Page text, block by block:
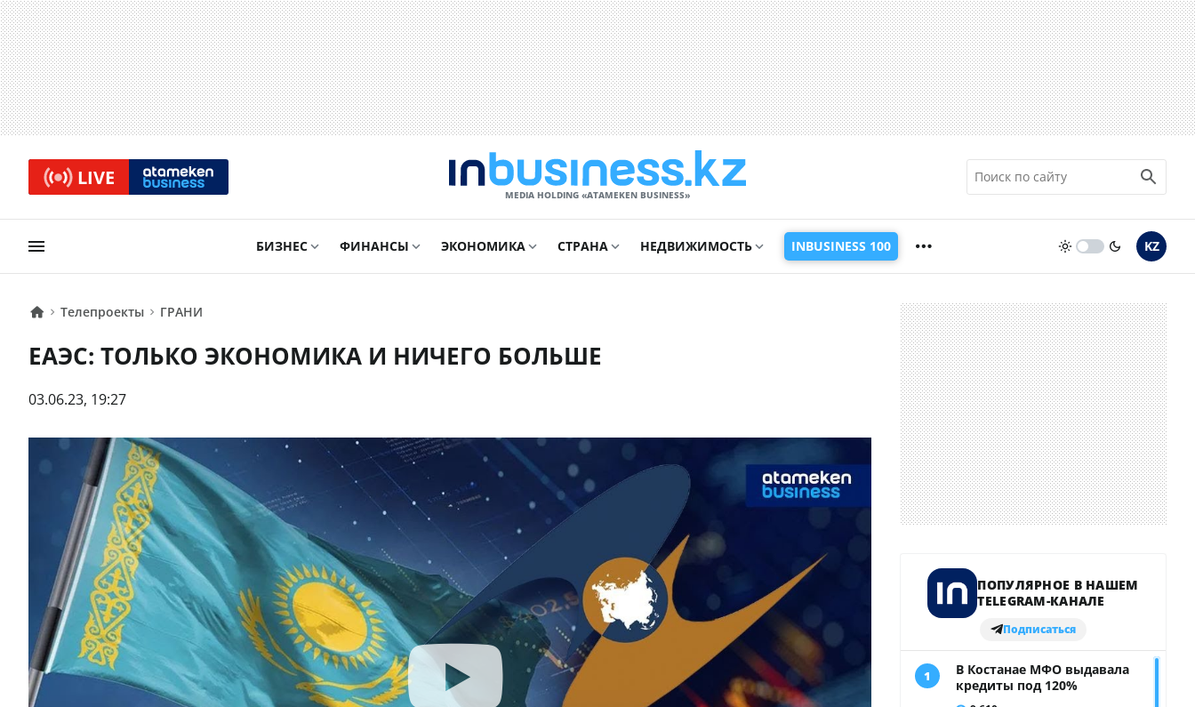
LIVE
MEDIA HOLDING «ATAMEKЕN BUSINESS»
БИЗНЕС ФИНАНСЫ ЭКОНОМИКА СТРАНА НЕДВИЖИМОСТЬ INBUSINESS 100 KZ
Телепроекты ГРАНИ
ЕАЭС: ТОЛЬКО ЭКОНОМИКА И НИЧЕГО БОЛЬШЕ
03.06.23, 19:27